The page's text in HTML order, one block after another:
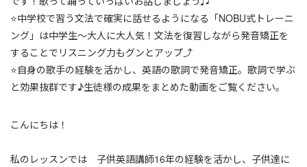
⭐️中学校で習う文法で確実に話せるようになる「NOBU式トレーニ
ング」は中学生〜大人に大人気！文法を復習しながら発音矯正を
することでリスニング力もグンとアップ⤴️
⭐️自身の歌手の経験を活かし、英語の歌詞で発音矯正。歌詞で学ぶ
と効果抜群です♪生徒様の成果をまとめた動画をご覧ください。
こんにちは！
私のレッスンでは 子供英語講師16年の経験を活かし、子供達に